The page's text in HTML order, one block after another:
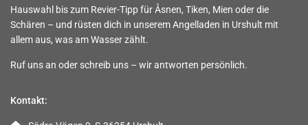
Hauswahl bis zum Revier-Tipp für Åsnen, Tiken, Mien oder die
Schären – und rüsten dich in unserem Angelladen in Urshult mit
allem aus, was am Wasser zählt.
Ruf uns an oder schreib uns – wir antworten persönlich.
Kontakt: